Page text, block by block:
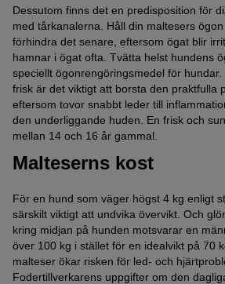
Dessutom finns det en predisposition för
med tårkanalerna. Håll din maltesers
förhindra det senare, eftersom ögat blir
hamnar i ögat ofta. Tvätta helst hundens
speciellt ögonrengöringsmedel för
frisk är det viktigt att borsta den praktfulla
eftersom tovor snabbt leder till
den underliggande huden. En frisk och
mellan 14 och 16 år gammal.
Malteserns kost
För en hund som väger högst 4 kg enligt
särskilt viktigt att undvika övervikt. Och
kring midjan på hunden motsvarar en
över 100 kg i stället för en idealvikt på 70
malteser ökar risken för led- och
Fodertillverkarens uppgifter om den